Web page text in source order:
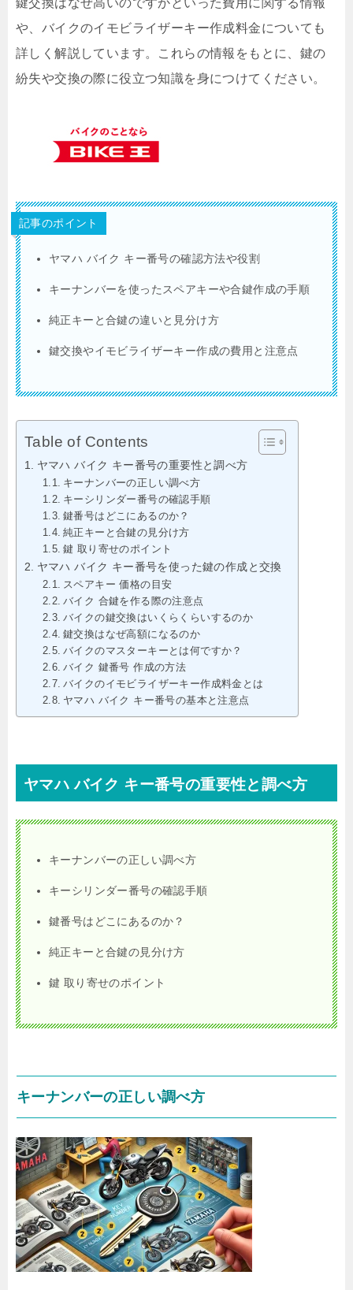
鍵交換はなぜ高いのですかといった費用に関する情報
や、バイクのイモビライザーキー作成料金についても
詳しく解説しています。これらの情報をもとに、鍵の
紛失や交換の際に役立つ知識を身につけてください。
記事のポイント
ヤマハ バイク キー番号の確認方法や役割
キーナンバーを使ったスペアキーや合鍵作成の手順
純正キーと合鍵の違いと見分け方
鍵交換やイモビライザーキー作成の費用と注意点
Table of Contents
ヤマハ バイク キー番号の重要性と調べ方
キーナンバーの正しい調べ方
キーシリンダー番号の確認手順
鍵番号はどこにあるのか？
純正キーと合鍵の見分け方
鍵 取り寄せのポイント
ヤマハ バイク キー番号を使った鍵の作成と交換
スペアキー 価格の目安
バイク 合鍵を作る際の注意点
バイクの鍵交換はいくらくらいするのか
鍵交換はなぜ高額になるのか
バイクのマスターキーとは何ですか？
バイク 鍵番号 作成の方法
バイクのイモビライザーキー作成料金とは
ヤマハ バイク キー番号の基本と注意点
ヤマハ バイク キー番号の重要性と調べ方
キーナンバーの正しい調べ方
キーシリンダー番号の確認手順
鍵番号はどこにあるのか？
純正キーと合鍵の見分け方
鍵 取り寄せのポイント
キーナンバーの正しい調べ方